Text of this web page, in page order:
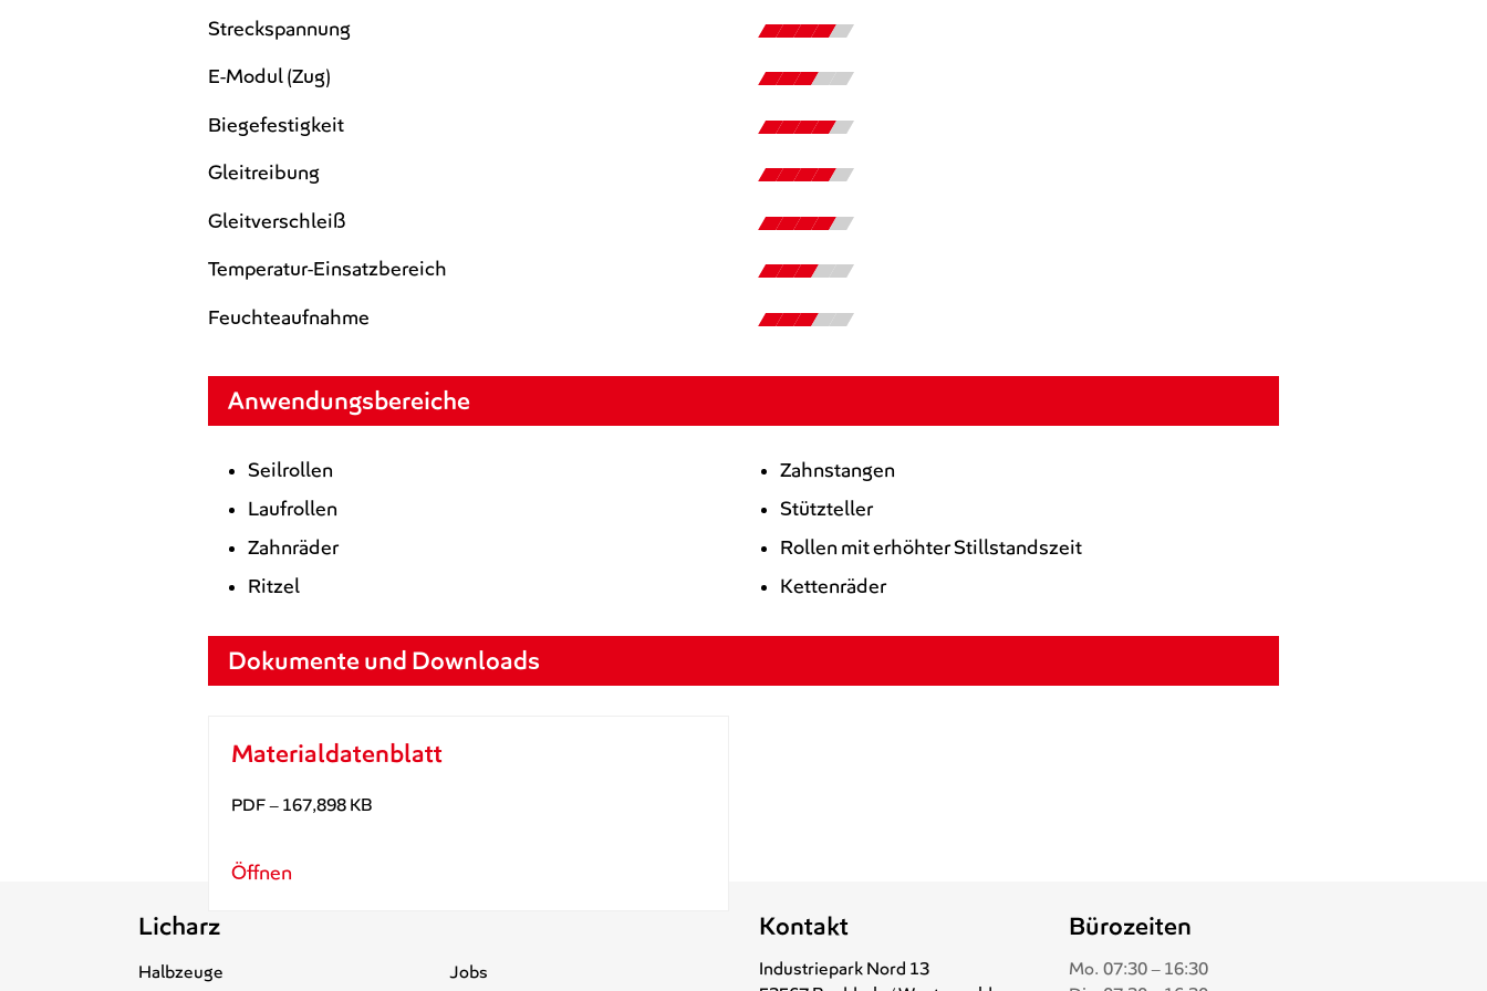
Streckspannung
E-Modul (Zug)
Biegefestigkeit
Gleitreibung
Gleitverschleiß
Temperatur-Einsatzbereich
Feuchteaufnahme
Anwendungsbereiche
Seilrollen
Laufrollen
Zahnräder
Ritzel
Zahnstangen
Stützteller
Rollen mit erhöhter Stillstandszeit
Kettenräder
Dokumente und Downloads
Materialdatenblatt
PDF – 167,898 KB
Öffnen
Licharz
Halbzeuge Jobs
Kontakt
Industriepark Nord 13
Bürozeiten
Mo. 07:30 – 16:30